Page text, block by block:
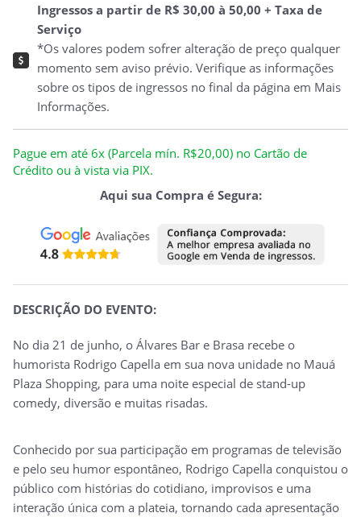
Ingressos a partir de R$ 30,00 à 50,00 + Taxa de
Serviço
*Os valores podem sofrer alteração de preço qualquer
momento sem aviso prévio. Verifique as informações
sobre os tipos de ingressos no final da página em Mais
Informações.
Pague em até 6x (Parcela mín. R$20,00) no Cartão de
Crédito ou à vista via PIX.
Aqui sua Compra é Segura:
DESCRIÇÃO DO EVENTO:
No dia 21 de junho, o Álvares Bar e Brasa recebe o
humorista Rodrigo Capella em sua nova unidade no Mauá
Plaza Shopping, para uma noite especial de stand-up
comedy, diversão e muitas risadas.
Conhecido por sua participação em programas de televisão
e pelo seu humor espontâneo, Rodrigo Capella conquistou o
público com histórias do cotidiano, improvisos e uma
interação única com a plateia, tornando cada apresentação